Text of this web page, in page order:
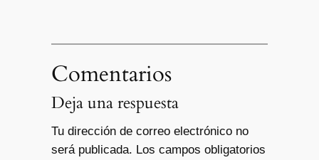
Comentarios
Deja una respuesta
Tu dirección de correo electrónico no
será publicada. Los campos obligatorios